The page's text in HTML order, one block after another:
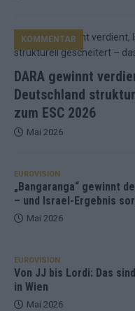
DARA gewinnt
Deutschland
zum ESC 2026
KOMMENTAR
Mai 2026
EUROVISION
„Bangaranga“ gewinnt
– und Israel-Ergebnis
Mai 2026
EUROVISION
Von JJ bis Lordi: Das
in Wien
Mai 2026